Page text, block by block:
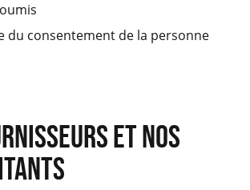
du consentement de la personne
ET NOS